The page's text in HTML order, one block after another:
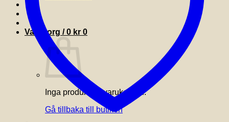
Varukorg /0 kr 0
Inga produkter i varukorgen.
Gå tillbaka till butiken